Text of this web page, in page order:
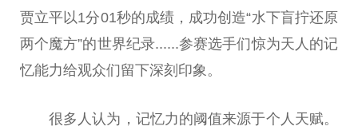
贾立平以1分01秒的成绩，成功创造“水下盲拧还原
两个魔方”的世界纪录......参赛选手们惊为天人的记
忆能力给观众们留下深刻印象。
很多人认为，记忆力的阈值来源于个人天赋。